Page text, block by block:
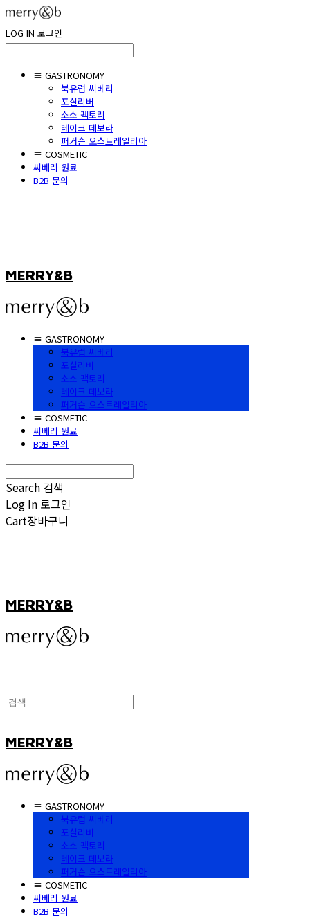
LOG IN 로그인
≡ GASTRONOMY
북유럽 씨베리
포실리버
소소 팩토리
레이크 데보라
퍼거슨 오스트레일리아
≡ COSMETIC
씨베리 원료
B2B 문의
MERRY&B
≡ GASTRONOMY
북유럽 씨베리
포실리버
소소 팩토리
레이크 데보라
퍼거슨 오스트레일리아
≡ COSMETIC
씨베리 원료
B2B 문의
Search 검색
Log In 로그인
Cart장바구니
MERRY&B
MERRY&B
≡ GASTRONOMY
북유럽 씨베리
포실리버
소소 팩토리
레이크 데보라
퍼거슨 오스트레일리아
≡ COSMETIC
씨베리 원료
B2B 문의